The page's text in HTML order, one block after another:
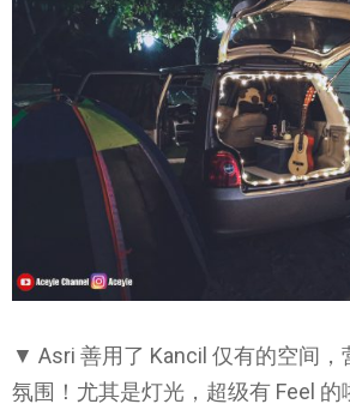
▼ Asri 善用了 Kancil 仅有的空间，
氛围！尤其是灯光，超级有 Feel 的